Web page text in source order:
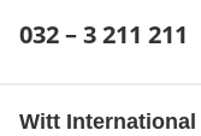
Telefónne číslo:
032 – 3 211 211
Witt International